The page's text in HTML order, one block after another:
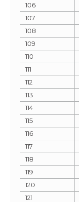
106
107
108
109
110
111
112
113
114
115
116
117
118
119
120
121